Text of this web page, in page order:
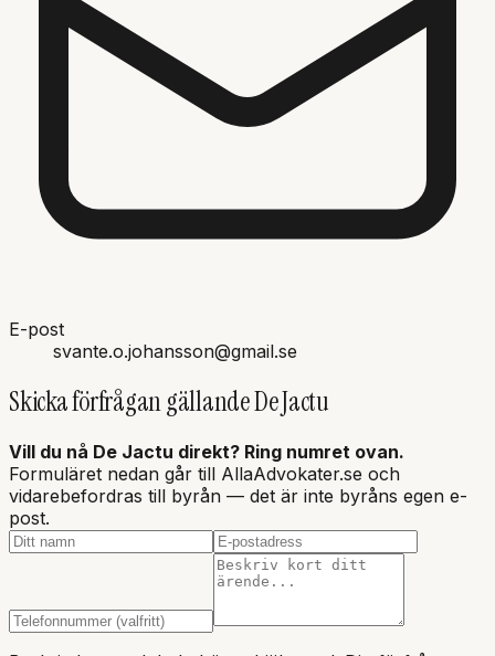
E-post
svante.o.johansson@gmail.se
Skicka förfrågan gällandeDe Jactu
Vill du nå De Jactu direkt? Ring numret ovan.
Formuläret nedan går till AllaAdvokater.se och
vidarebefordras till byrån — det är inte byråns egen e-
post.